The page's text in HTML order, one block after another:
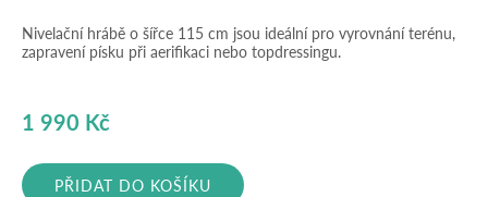
Nivelační hrábě o šířce 115 cm jsou ideální pro vyrovnání terénu,
zapravení písku při aerifikaci nebo topdressingu.
1 990 Kč
PŘIDAT DO KOŠÍKU